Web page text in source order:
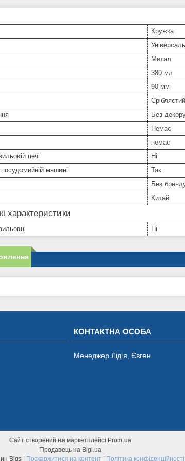
Кружка
Метал
380 мл
90 мм
Сріблястий
Без
Немає
немає
печі
Ні
машині
Так
Без
Китай
характеристики
Ні
Менеджер Лідія, Євген.
Сайт створений на маркетплейсі Prom.ua
Продавець на Bigl.ua
Інтернет-магазин Bigs | Поскаржитися на контент | Політика конфіденційності